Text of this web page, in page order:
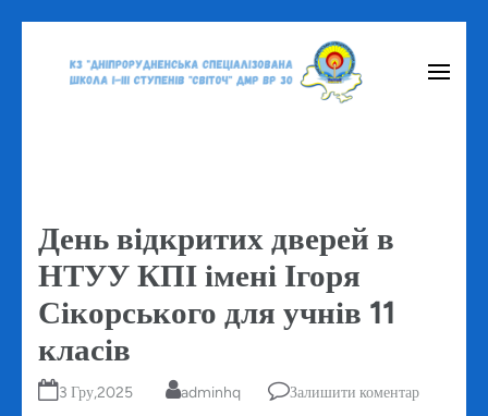
День відкритих дверей в
НТУУ КПІ імені Ігоря
Сікорського для учнів 11
класів
3 Гру,2025 adminhq Залишити коментар